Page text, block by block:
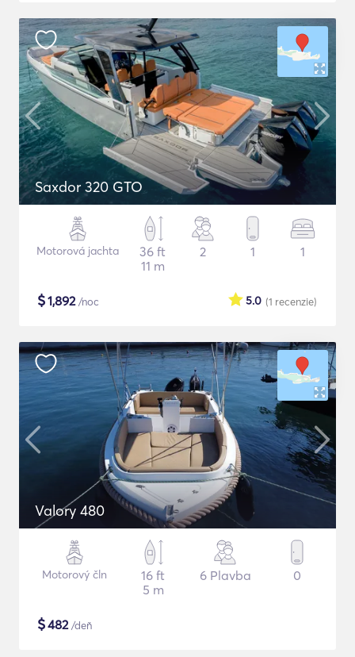
Saxdor 320 GTO
Motorová jachta
36 ft
11 m
2 1 1
$1,892/noc (1 recenzie)
5.0
Valory 480
Motorový čln
16 ft
5 m
6 Plavba 0
$482/deň